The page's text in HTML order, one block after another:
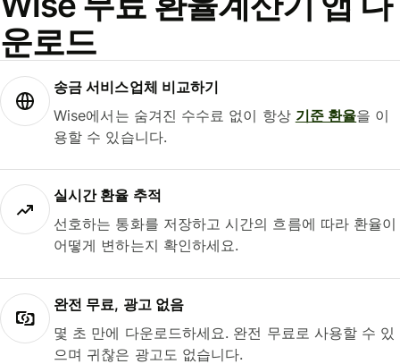
운로드
송금 서비스업체 비교하기
Wise에서는 숨겨진 수수료 없이 항상 기준 환율을 이
용할 수 있습니다.
실시간 환율 추적
선호하는 통화를 저장하고 시간의 흐름에 따라 환율이
어떻게 변하는지 확인하세요.
완전 무료, 광고 없음
몇 초 만에 다운로드하세요. 완전 무료로 사용할 수 있
으며 귀찮은 광고도 없습니다.